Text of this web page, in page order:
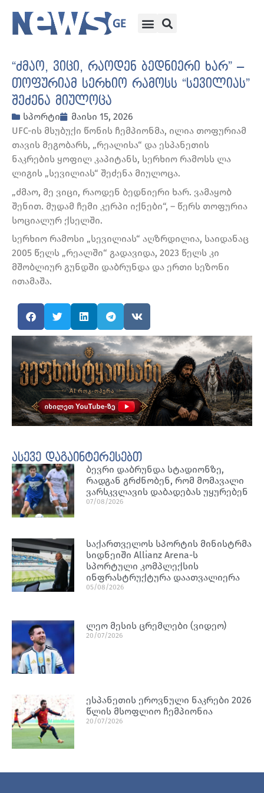
“ძმაო, ვიცი, რაოდენ ბედნიერი ხარ” –
თოფურიამ სერხიო რამოსს “სევილიას”
შეძენა მიულოცა
სპორტი
მაისი 15, 2026
UFC-ის მსუბუქი წონის ჩემპიონმა, ილია თოფურიამ
თავის მეგობარს, „რეალისა“ და ესპანეთის
ნაკრების ყოფილ კაპიტანს, სერხიო რამოსს ლა
ლიგის „სევილიას“ შეძენა მიულოცა.
„ძმაო, მე ვიცი, რაოდენ ბედნიერი ხარ. ვამაყობ
შენით. მუდამ ჩემი კერპი იქნები“, – წერს თოფურია
სოციალურ ქსელში.
სერხიო რამოსი „სევილიას“ აღზრდილია, საიდანაც
2005 წელს „რეალში“ გადავიდა, 2023 წელს კი
მშობლიურ გუნდში დაბრუნდა და ერთი სეზონი
ითამაშა.
ასევე დაგაინტერესებთ
ბევრი დაბრუნდა სტადიონზე,
რადგან გრძნობენ, რომ მომავალი
ვარსკვლავის დაბადებას უყურებენ
07/08/2026
საქართველოს სპორტის მინისტრმა
სიდნეიში Allianz Arena-ს
სპორტული კომპლექსის
ინფრასტრუქტურა დაათვალიერა
05/08/2026
ლეო მესის ცრემლები (ვიდეო)
20/07/2026
ესპანეთის ეროვნული ნაკრები 2026
წლის მსოფლიო ჩემპიონია
20/07/2026